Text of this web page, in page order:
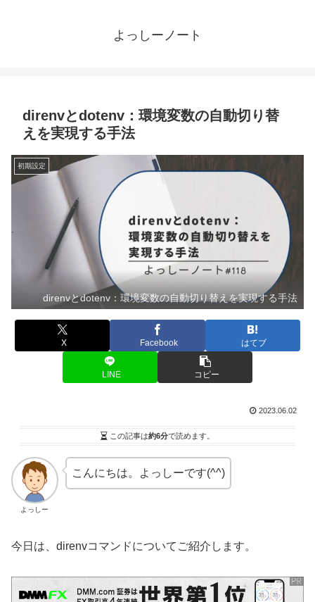
よっしーノート
direnvとdotenv：環境変数の自動切り替
えを実現する手法
初期設定
direnvとdotenv：環境変数の自動切り替えを実現する手法
X Facebook はてブ
LINE コピー
2023.06.02
この記事は約6分で読めます。
よっしー
こんにちは。よっしーです(^^)
今日は、direnvコマンドについてご紹介します。